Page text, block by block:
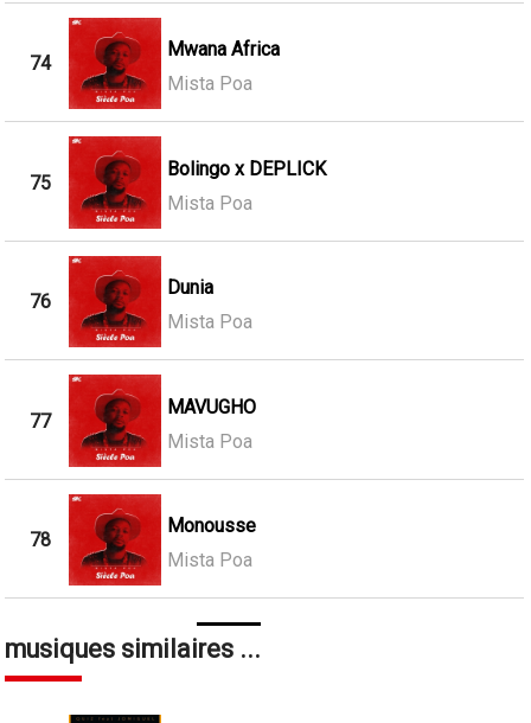
74
Mwana Africa
Mista Poa
75
Bolingo x DEPLICK
Mista Poa
76
Dunia
Mista Poa
77
MAVUGHO
Mista Poa
78
Monousse
Mista Poa
musiques similaires ...